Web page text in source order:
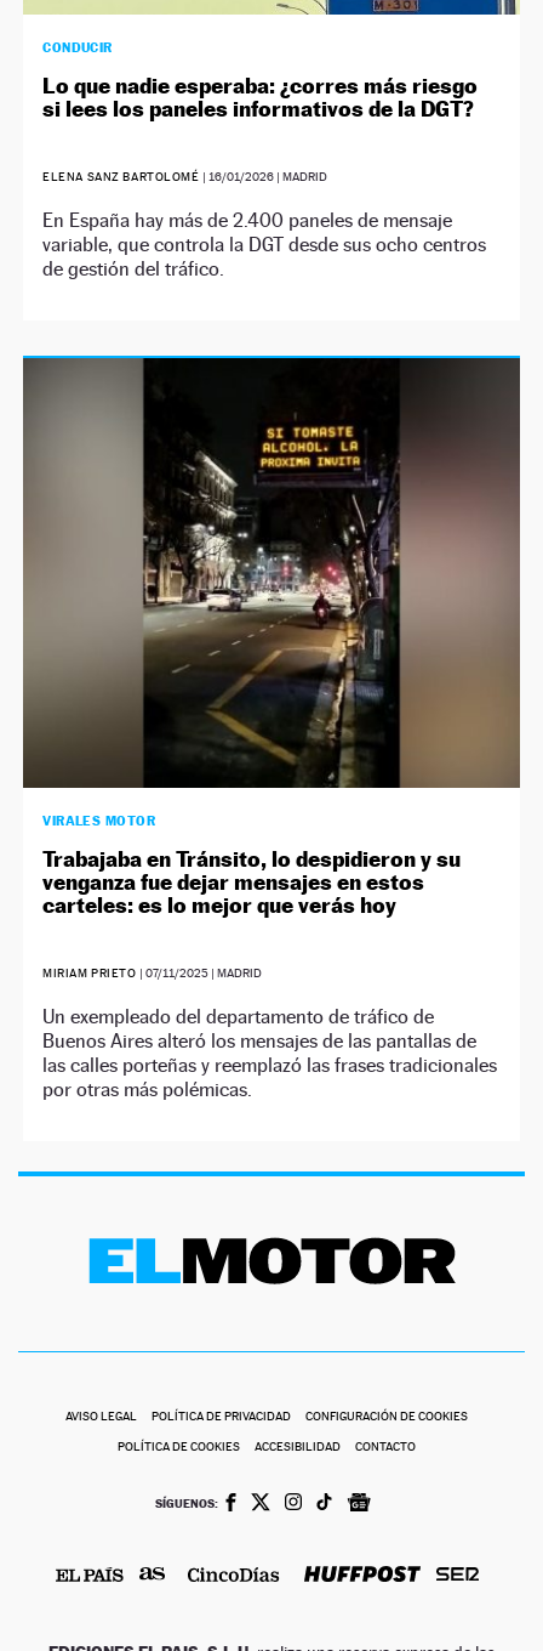
CONDUCIR
Lo que nadie esperaba: ¿corres más riesgo
si lees los paneles informativos de la DGT?
ELENA SANZ BARTOLOMÉ | 16/01/2026| MADRID
En España hay más de 2.400 paneles de mensaje
variable, que controla la DGT desde sus ocho centros
de gestión del tráfico.
VIRALES MOTOR
Trabajaba en Tránsito, lo despidieron y su
venganza fue dejar mensajes en estos
carteles: es lo mejor que verás hoy
MIRIAM PRIETO | 07/11/2025| MADRID
Un exempleado del departamento de tráfico de
Buenos Aires alteró los mensajes de las pantallas de
las calles porteñas y reemplazó las frases tradicionales
por otras más polémicas.
AVISO LEGAL POLÍTICA DE PRIVACIDAD CONFIGURACIÓN DE COOKIES
POLÍTICA DE COOKIES ACCESIBILIDAD CONTACTO
SÍGUENOS: